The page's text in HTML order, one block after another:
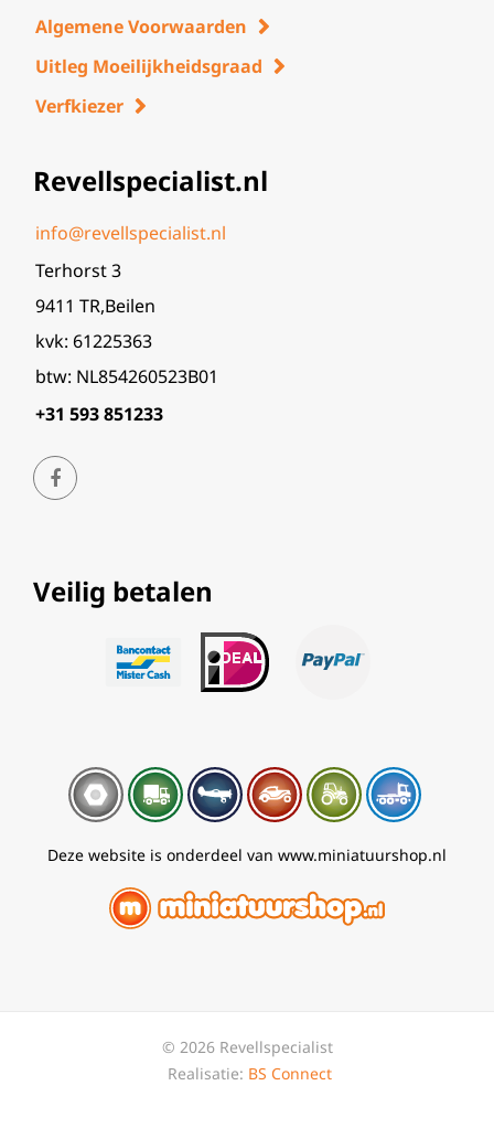
Algemene Voorwaarden
Uitleg Moeilijkheidsgraad
Verfkiezer
Revellspecialist.nl
info@revellspecialist.nl
Terhorst 3
9411 TR,Beilen
kvk: 61225363
btw: NL854260523B01
+31 593 851233
Veilig betalen
Deze website is onderdeel van www.miniatuurshop.nl
© 2026 Revellspecialist
Realisatie: BS Connect